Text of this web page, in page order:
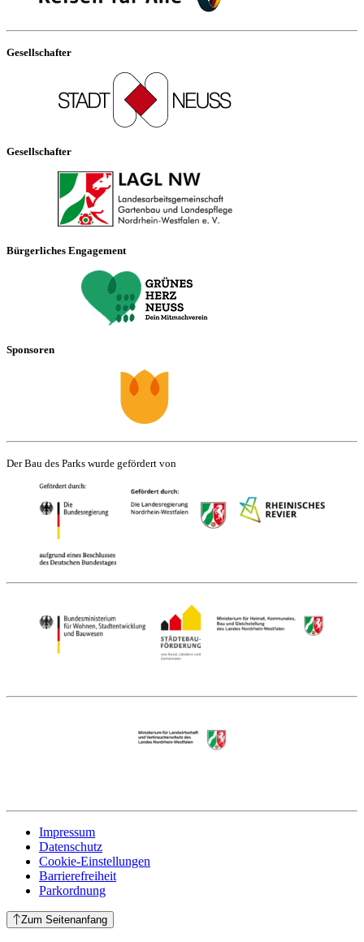
Gesellschafter
Gesellschafter
Bürgerliches Engagement
Sponsoren
Der Bau des Parks wurde gefördert von
Impressum
Datenschutz
Cookie-Einstellungen
Barrierefreiheit
Parkordnung
Zum Seitenanfang